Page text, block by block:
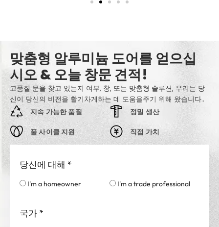
맞춤형 알루미늄 도어를 얻으십
시오 & 오늘 창문 견적!
고품질 문을 찾고 있는지 여부, 창, 또는 맞춤형 솔루션, 우리는 당
신이 당신의 비전을 활기차게하는 데 도움을주기 위해 왔습니다..
지속 가능한 품질
풀 사이클 지원
정밀 생산
직접 가치
당신에 대해 *
I'm a homeowner I'm a trade professional
국가 *